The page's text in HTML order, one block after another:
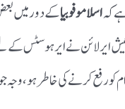
کہاسلاموفوبیاکے دور میں
ایر لائن نے ایرہوسٹس کے
کو رفع کرنے کی خاطر ہو،